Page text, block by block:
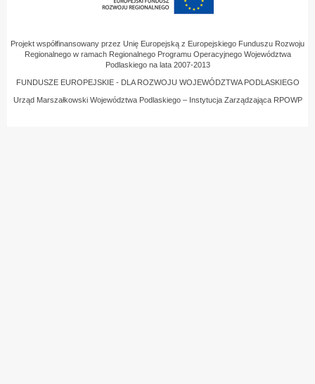
Projekt współfinansowany przez Unię Europejską z Europejskiego Funduszu Rozwoju
Regionalnego w ramach Regionalnego Programu Operacyjnego Województwa
Podlaskiego na lata 2007-2013
FUNDUSZE EUROPEJSKIE - DLA ROZWOJU WOJEWÓDZTWA PODLASKIEGO
Urząd Marszałkowski Województwa Podlaskiego – Instytucja Zarządzająca RPOWP